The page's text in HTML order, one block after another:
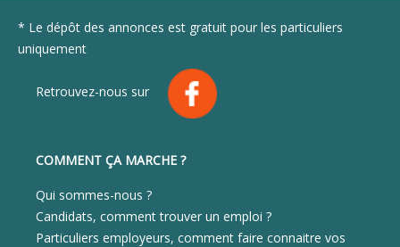
* Le dépôt des annonces est gratuit pour les particuliers
uniquement
Retrouvez-nous sur
COMMENT ÇA MARCHE ?
Qui sommes-nous ?
Candidats, comment trouver un emploi ?
Particuliers employeurs, comment faire connaitre vos